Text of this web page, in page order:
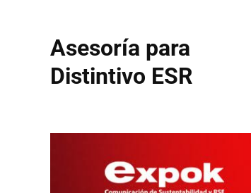
Asesoría para
Distintivo ESR